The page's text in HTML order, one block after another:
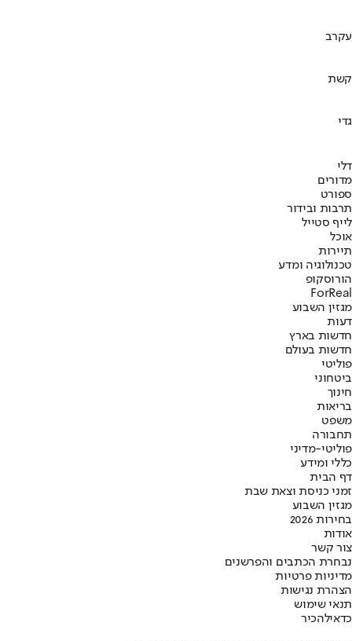
עקרב
קשת
גדי
דלי
מדורים
ספורט
תרבות ובידור
לייף סטייל
אוכל
תיירות
טכנולוגיה ומדע
הורוסקופ
ForReal
מגזין השבוע
דעות
חדשות בארץ
חדשות בעולם
פוליטי
ביטחוני
חינוך
בריאות
משפט
תחבורה
פוליטי-מדיני
כללי ומידע
דף הבית
זמני כניסת וצאת שבת
מגזין השבוע
בחירות 2026
אודות
צור קשר
נבחרת הכתבים והפרשנים
מדיניות פרטיות
הצהרת נגישות
תנאי שימוש
כדאילהכיר